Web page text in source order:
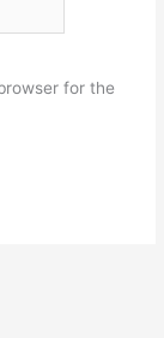
for the